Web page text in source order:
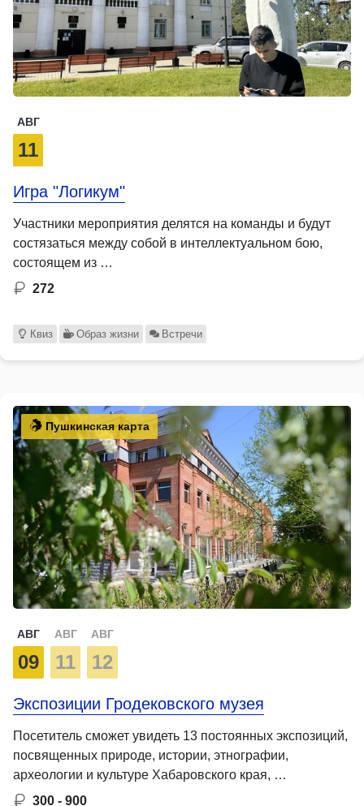
АВГ
11
Игра "Логикум"
Участники мероприятия делятся на команды и будут
состязаться между собой в интеллектуальном бою,
состоящем из …
272
Квиз Образ жизни Встречи
Пушкинская карта
АВГ
09
АВГ
11
АВГ
12
Экспозиции Гродековского музея
Посетитель сможет увидеть 13 постоянных экспозиций,
посвященных природе, истории, этнографии,
археологии и культуре Хабаровского края, …
300 - 900